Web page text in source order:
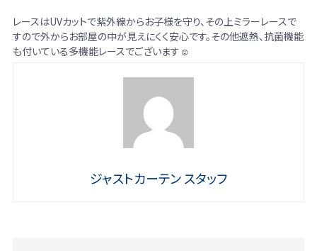
レースはUVカットで紫外線からお子様を守り、その上ミラーレースで
すので外からお部屋の中が見えにくく安心です。その他遮熱、抗菌機能
も付いている多機能レースでございます☺
ジャストカーテン スタッフ